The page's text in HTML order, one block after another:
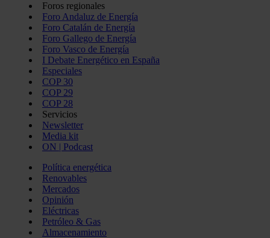
Foros regionales
Foro Andaluz de Energía
Foro Catalán de Energía
Foro Gallego de Energía
Foro Vasco de Energía
I Debate Energético en España
Especiales
COP 30
COP 29
COP 28
Servicios
Newsletter
Media kit
ON | Podcast
Política energética
Renovables
Mercados
Opinión
Eléctricas
Petróleo & Gas
Almacenamiento